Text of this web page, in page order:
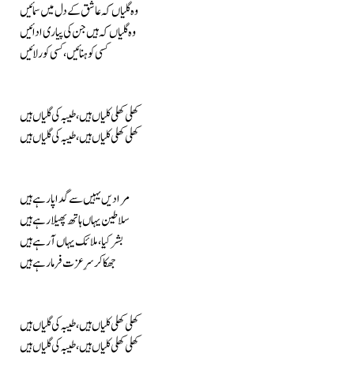
وہ گلیاں کہ عاشق کے دل میں سمائیں
وہ گلیاں کہ ہیں جن کی پیاری ادائیں
کسی کو ہنائیں، کسی کو رلائیں
کھلی کھلی کلیاں ہیں، طیبہ کی گلیاں ہیں
کھلی کھلی کلیاں ہیں، طیبہ کی گلیاں ہیں
مرادیں یہیں سے گدا پا رہے ہیں
سلاطین یہاں ہاتھ پھیلا رہے ہیں
بشر کیا، ملائک یہاں آ رہے ہیں
جھکا کر سرِ عزت فرما رہے ہیں
کھلی کھلی کلیاں ہیں، طیبہ کی گلیاں ہیں
کھلی کھلی کلیاں ہیں، طیبہ کی گلیاں ہیں